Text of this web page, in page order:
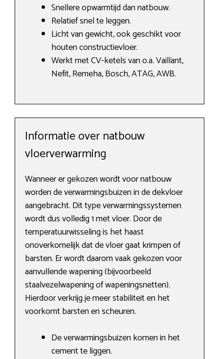
Snellere opwarmtijd dan natbouw.
Relatief snel te leggen.
Licht van gewicht, ook geschikt voor
houten constructievloer.
Werkt met CV-ketels van o.a. Vaillant,
Nefit, Remeha, Bosch, ATAG, AWB.
Informatie over natbouw
vloerverwarming
Wanneer er gekozen wordt voor natbouw
worden de verwarmingsbuizen in de dekvloer
aangebracht. Dit type verwarmingssystemen
wordt dus volledig 1 met vloer. Door de
temperatuurwisseling is het haast
onoverkomelijk dat de vloer gaat krimpen of
barsten. Er wordt daarom vaak gekozen voor
aanvullende wapening (bijvoorbeeld
staalvezelwapening of wapeningsnetten).
Hierdoor verkrijg je meer stabiliteit en het
voorkomt barsten en scheuren.
De verwarmingsbuizen komen in het
cement te liggen.